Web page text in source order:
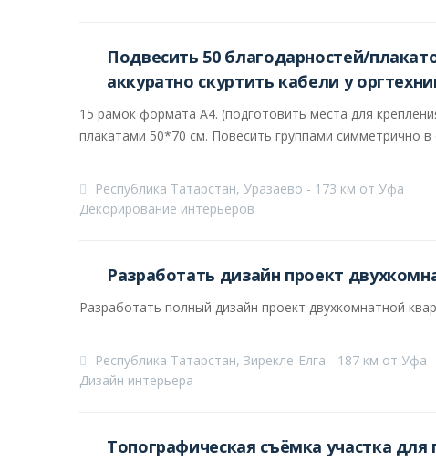
Подвесить 50 благодарностей/
аккуратно скуртить кабели у
15 рамок формата А4. (подготовить места для
плакатами 50*70 см. Повесить группами симметрично в
Республика Татарстан, Уразаево - 173 км от Уфа
Декорирование интерьеров
Разработать дизайн проект
Разработать полный дизайн проект двухкомнатной
Республика Татарстан, Зирекле-Елга - 187 км от Уфа
Дизайн интерьера
Топографическая съёмка участка